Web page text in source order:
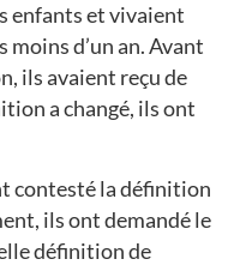
enfants et vivaient
moins d’un an. Avant
ils avaient reçu de
a changé, ils ont
contesté la définition
ils ont demandé le
définition de